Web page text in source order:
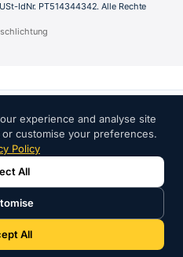
IdNr. PT514344342. Alle Rechte
experience and analyse site
customise your preferences.
Policy
All
All